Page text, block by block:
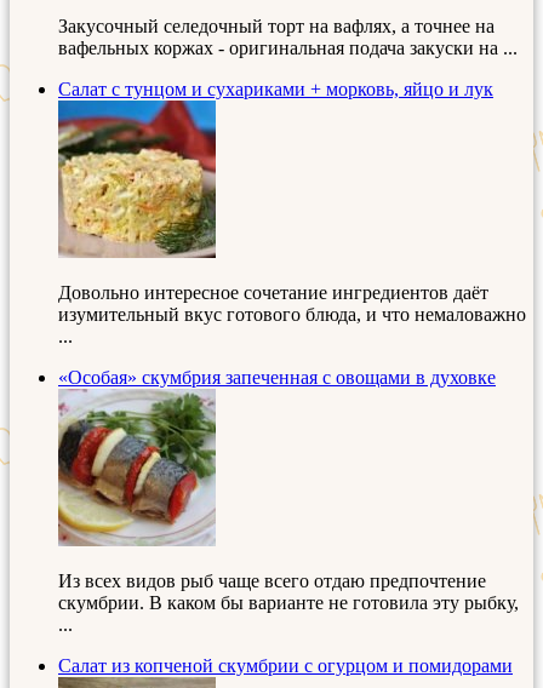
Закусочный селедочный торт на вафлях, а точнее на
вафельных коржах - оригинальная подача закуски на ...
Салат с тунцом и сухариками + морковь, яйцо и лук
Довольно интересное сочетание ингредиентов даёт
изумительный вкус готового блюда, и что немаловажно
...
«Особая» скумбрия запеченная с овощами в духовке
Из всех видов рыб чаще всего отдаю предпочтение
скумбрии. В каком бы варианте не готовила эту рыбку,
...
Салат из копченой скумбрии с огурцом и помидорами